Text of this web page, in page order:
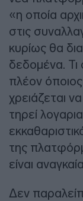
«η οποία
στις
κυρίως θα
δεδομένα. Τι
πλέον
χρειάζεται
τηρεί
της
είναι
Δεν